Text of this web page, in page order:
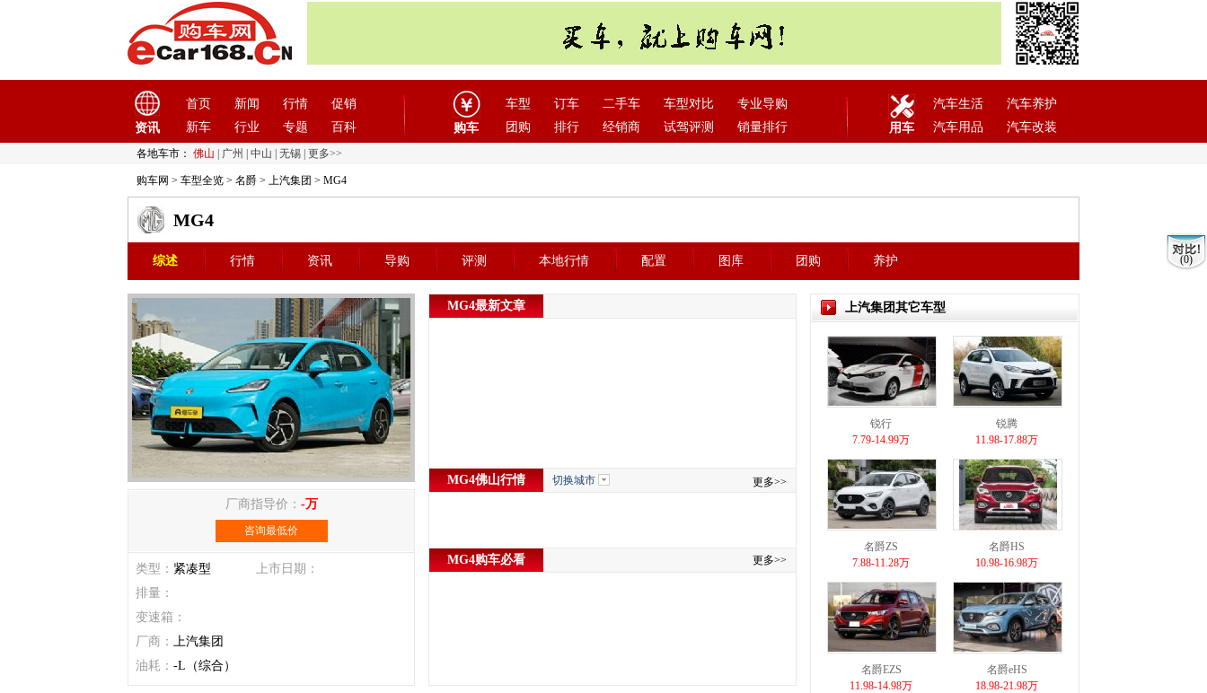
资讯
首页 新闻 行情
促销
新车
行业 专题 百科 购车
车型 订车 二手车 车型对比
专业导购
团购
排行 经销商 试驾评测 销量排行 用车
汽车生活
汽车养护
汽车用品
汽车改装
各地车市： 佛山 广州 中山 无锡 更多>>
购车网 > 车型全览 > 名爵 > 上汽集团 > MG4
MG4
综述 行情 资讯 导购 评测 本地行情 配置 图库 团购 养护
厂商指导价： -万
咨询最低价
类型： 紧凑型
上市日期：
排量：
变速箱：
厂商： 上汽集团
油耗： -L（综合）
MG4最新文章
MG4佛山行情 切换城市 更多>>
MG4购车必看 更多>>
上汽集团其它车型
锐行
7.79-14.99万
锐腾
11.98-17.88万
名爵ZS
7.88-11.28万
名爵HS
10.98-16.98万
名爵EZS
11.98-14.98万
名爵eHS
18.98-21.98万
(0)